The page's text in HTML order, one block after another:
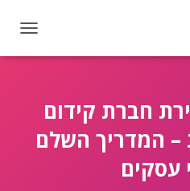
O
חברת קידום
– המדריך השלם
עסקים